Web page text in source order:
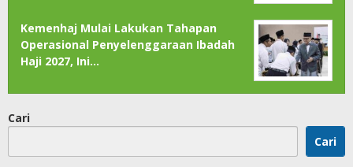
Kemenhaj Mulai Lakukan Tahapan
Operasional Penyelenggaraan Ibadah
Haji 2027, Ini…
Cari
Cari